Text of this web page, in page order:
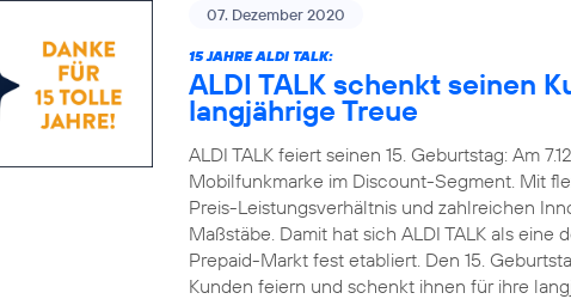
07. Dezember 2020
15 JAHRE ALDI TALK:
ALDI TALK schenkt seinen
langjährige Treue
ALDI TALK feiert seinen 15. Geburtstag: Am
Mobilfunkmarke im Discount-Segment. Mit
Preis-Leistungsverhältnis und zahlreichen
Maßstäbe. Damit hat sich ALDI TALK als
Prepaid-Markt fest etabliert. Den 15.
Kunden feiern und schenkt ihnen für ihre